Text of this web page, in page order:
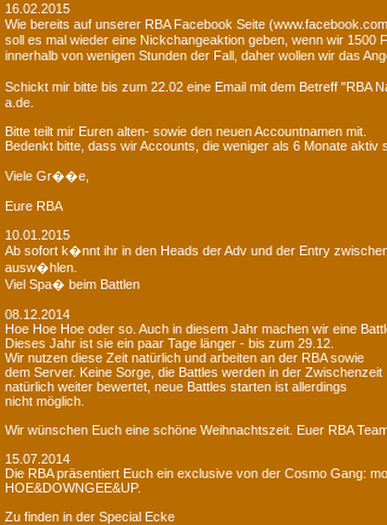
16.02.2015
Wie bereits auf unserer RBA Facebook Seite
soll es mal wieder eine Nickchangeaktion geben, wenn wir 1500
innerhalb von wenigen Stunden der Fall, daher wollen wir das
Schickt mir bitte bis zum 22.02 eine Email mit dem Betreff "RBA
a.de.
Bitte teilt mir Euren alten- sowie den neuen Accountnamen mit.
Bedenkt bitte, dass wir Accounts, die weniger als 6 Monate aktiv
Viele Gr��e,
Eure RBA
10.01.2015
Ab sofort k�nnt ihr in den Heads der Adv und der Entry
ausw�hlen.
Viel Spa� beim Battlen
08.12.2014
Hoe Hoe Hoe oder so. Auch in diesem Jahr machen wir eine
Dieses Jahr ist sie ein paar Tage länger - bis zum 29.12.
Wir nutzen diese Zeit natürlich und arbeiten an der RBA sowie
dem Server. Keine Sorge, die Battles werden in der Zwischenzeit
natürlich weiter bewertet, neue Battles starten ist allerdings
nicht möglich.
Wir wünschen Euch eine schöne Weihnachtszeit. Euer RBA
15.07.2014
Die RBA präsentiert Euch ein exclusive von der Cosmo Gang:
HOE&DOWNGEE&UP.
Zu finden in der Special Ecke